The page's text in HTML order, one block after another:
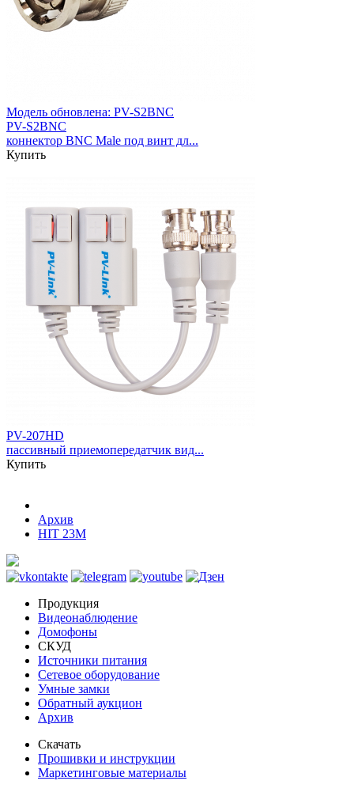
Модель обновлена: PV-S2BNC
PV-S2BNC
коннектор BNC Male под винт дл...
Купить
PV-207HD
пассивный приемопередатчик вид...
Купить
Архив
HIT 23M
Продукция
Видеонаблюдение
Домофоны
СКУД
Источники питания
Сетевое оборудование
Умные замки
Обратный аукцион
Архив
Скачать
Прошивки и инструкции
Маркетинговые материалы